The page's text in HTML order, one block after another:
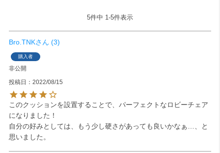
5件中 1-5件表示
Bro.TNK 3
購入者
非公開
投稿日
2022/08/15
このクッションを設置することで、パーフェクトなロビーチェア
になりました！
自分の好みとしては、もう少し硬さがあっても良いかなぁ…、と
思いました。